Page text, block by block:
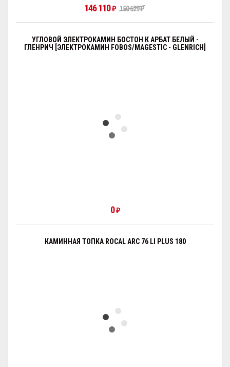
146 110₽ 150 629₽
УГЛОВОЙ ЭЛЕКТРОКАМИН БОСТОН К АРБАТ БЕЛЫЙ -
ГЛЕНРИЧ [ЭЛЕКТРОКАМИН FOBOS/MAGESTIC - GLENRICH]
0₽
КАМИННАЯ ТОПКА ROCAL ARC 76 LI PLUS 180